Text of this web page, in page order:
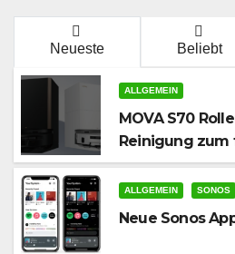
Neueste Beliebt
ALLGEMEIN
MOVA S70
Reinigung zum
ALLGEMEIN SONOS
Neue Sonos